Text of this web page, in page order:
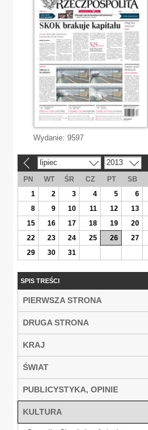
Wydanie: 9597
lipiec 2013
PN WT ŚR CZ PT SB
1
2 3 4 5 6
8
9 10 11 12 13
15
16 17 18 19 20
22
23 24 25 26 27
29
30 31
SPIS TREŚCI
PIERWSZA STRONA
DRUGA STRONA
KRAJ
ŚWIAT
PUBLICYSTYKA, OPINIE
KULTURA